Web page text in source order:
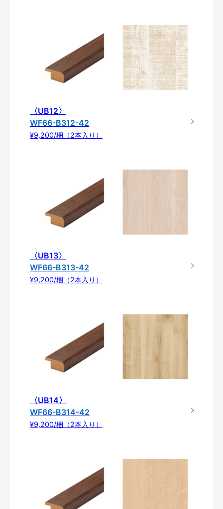
〈UB12〉
WF66-B312-42
¥9,200/梱（2本入り）
〈UB13〉
WF66-B313-42
¥9,200/梱（2本入り）
〈UB14〉
WF66-B314-42
¥9,200/梱（2本入り）